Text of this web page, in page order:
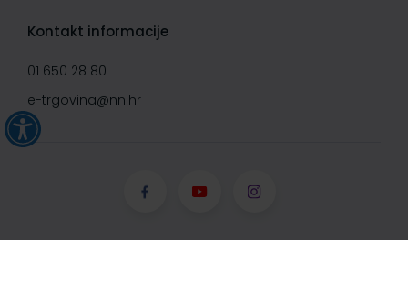
Kontakt informacije
01 650 28 80
e-trgovina@nn.hr